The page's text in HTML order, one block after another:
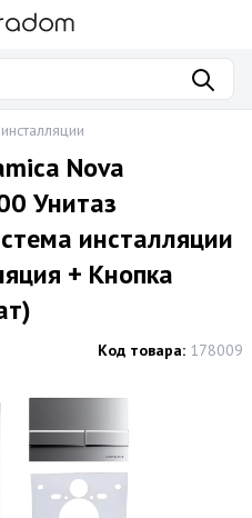
Nova
Унитаз
инсталляции
+ Кнопка
Код товара: 178009